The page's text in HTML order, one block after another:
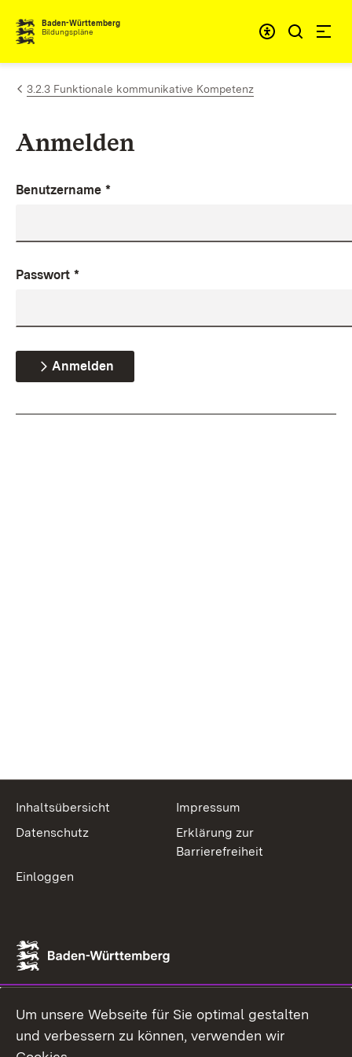
Zum Inhalt springen
Baden-Württemberg
Bildungspläne
3.2.3 Funktionale kommunikative Kompetenz
Anmelden
Benutzername *
Passwort *
Anmelden
Inhaltsübersicht
Impressum
Datenschutz
Erklärung zur
Barrierefreiheit
Einloggen
Um unsere Webseite für Sie optimal gestalten
und verbessern zu können, verwenden wir